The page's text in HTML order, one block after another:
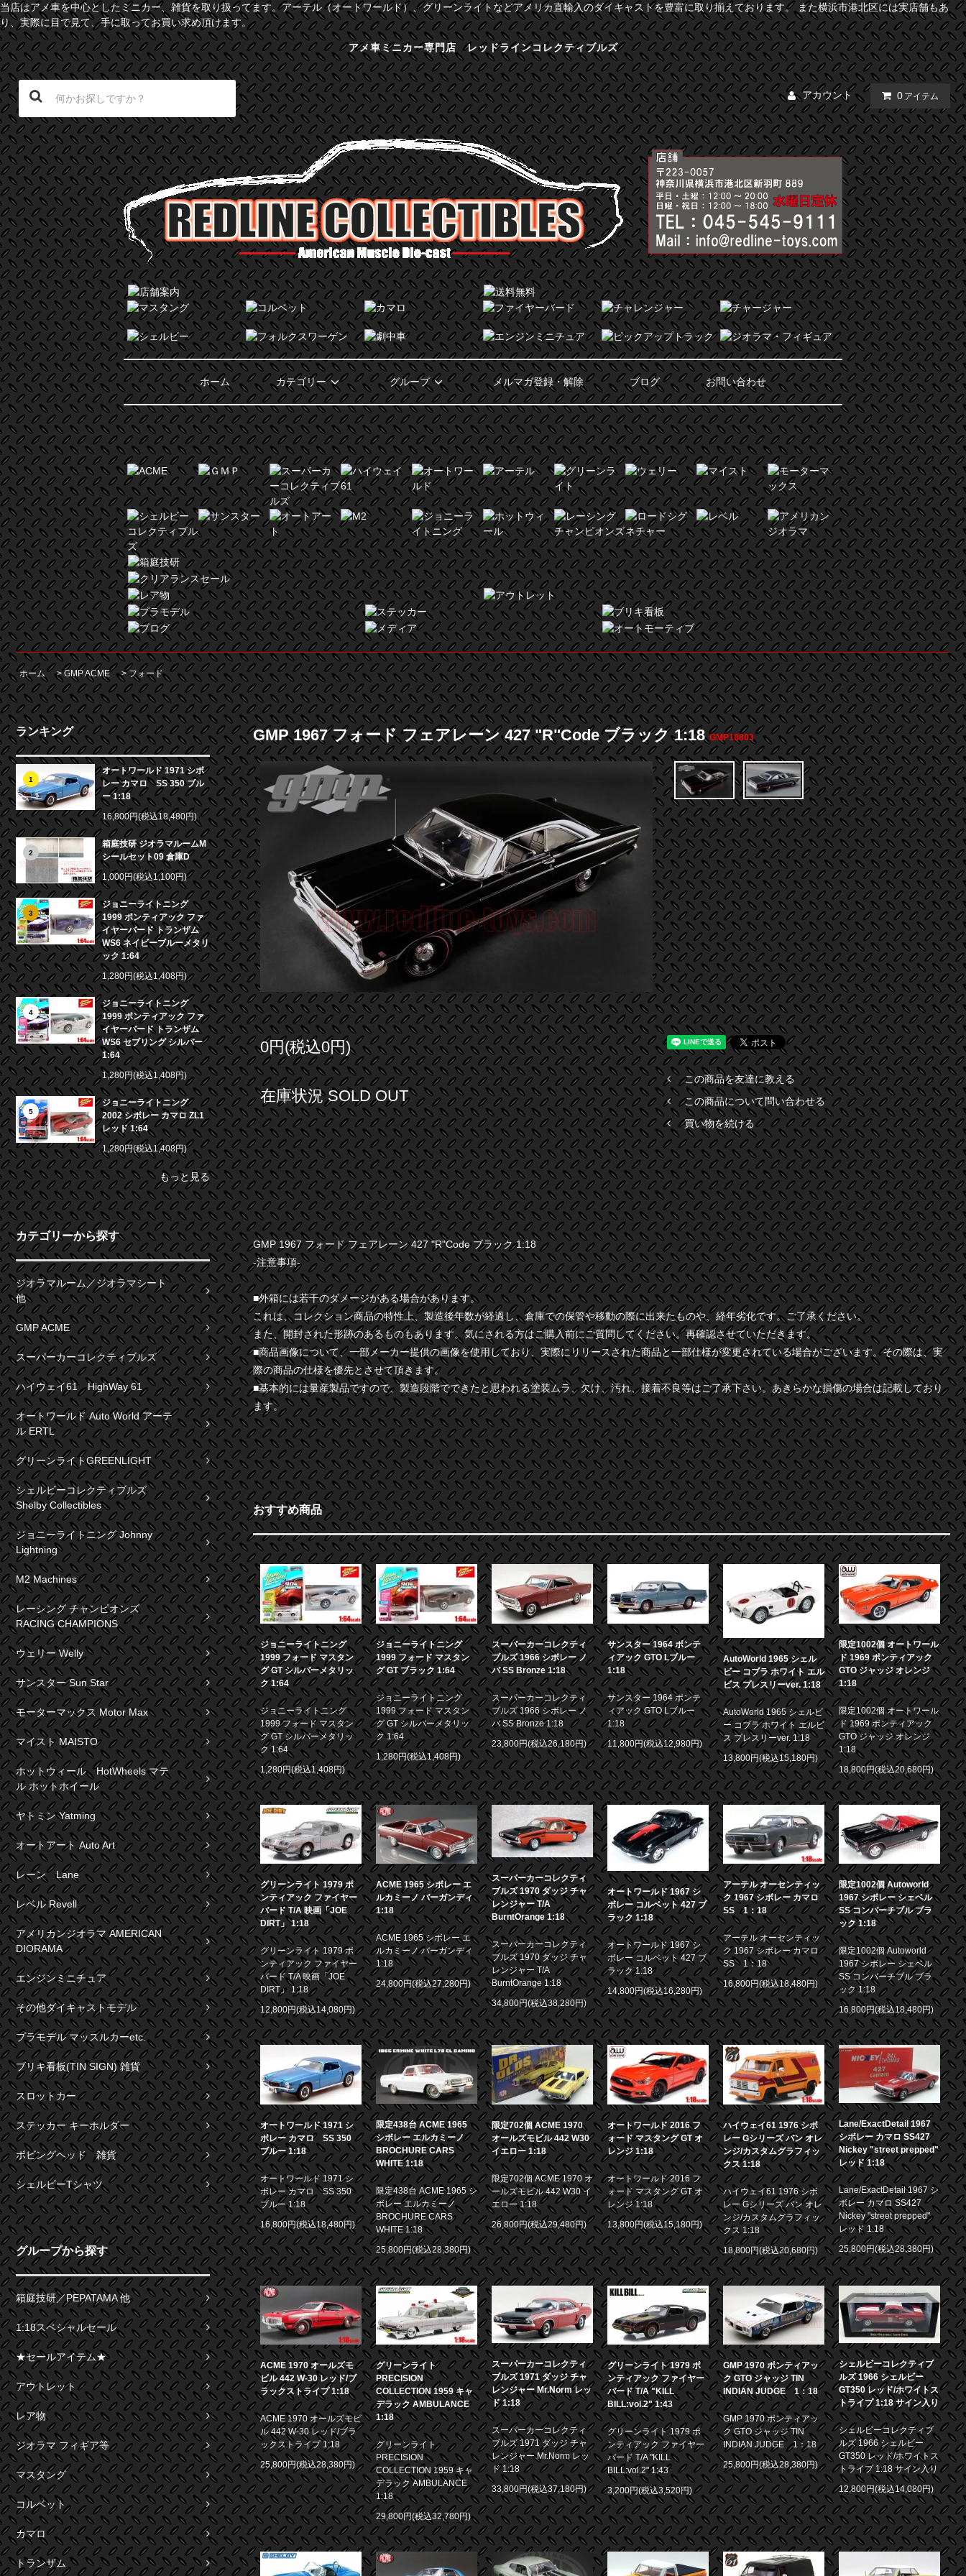
当店はアメ車を中心としたミニカー、雑貨を取り扱ってます。アーテル（オートワールド）、グリーンライトなどアメリカ直輸入のダイキャストを豊富に取り揃えております。 また横浜市港北区には実店舗もあ
り、実際に目で見て、手に取ってお買い求め頂けます。
アメ車ミニカー専門店 レッドラインコレクティブルズ
アカウント 0 アイテム
ホーム カテゴリー グループ メルマガ登録・解除 ブログ お問い合わせ
ホーム >GMP ACME >フォード
ランキング
1
オートワールド 1971 シボ
レー カマロ SS 350 ブル
ー 1:18
16,800円(税込18,480円)
2
箱庭技研 ジオラマルームM
シールセット09 倉庫D
1,000円(税込1,100円)
3
ジョニーライトニング
1999 ポンティアック ファ
イヤーバード トランザム
WS6 ネイビーブルーメタリ
ック 1:64
1,280円(税込1,408円)
4
ジョニーライトニング
1999 ポンティアック ファ
イヤーバード トランザム
WS6 セブリング シルバー
1:64
1,280円(税込1,408円)
5
ジョニーライトニング
2002 シボレー カマロ ZL1
レッド 1:64
1,280円(税込1,408円)
もっと見る
カテゴリーから探す
ジオラマルーム／ジオラマシート
他
GMP ACME
スーパーカーコレクティブルズ
ハイウェイ61 HighWay 61
オートワールド Auto World アーテ
ル ERTL
グリーンライトGREENLIGHT
シェルビーコレクティブルズ
Shelby Collectibles
ジョニーライトニング Johnny
Lightning
M2 Machines
レーシング チャンピオンズ
RACING CHAMPIONS
ウェリー Welly
サンスター Sun Star
モーターマックス Motor Max
マイスト MAISTO
ホットウィール HotWheels マテ
ル ホットホイール
ヤトミン Yatming
オートアート Auto Art
レーン Lane
レベル Revell
アメリカンジオラマ AMERICAN
DIORAMA
エンジンミニチュア
その他ダイキャストモデル
プラモデル マッスルカーetc.
ブリキ看板(TIN SIGN) 雑貨
スロットカー
ステッカー キーホルダー
ボビングヘッド 雑貨
シェルビーTシャツ
グループから探す
箱庭技研／PEPATAMA 他
1:18スペシャルセール
★セールアイテム★
アウトレット
レア物
ジオラマ フィギア等
マスタング
コルベット
カマロ
トランザム
GMP 1967 フォード フェアレーン 427 "R"Code ブラック 1:18GMP18803
0円(税込0円)
在庫状況 SOLD OUT
この商品を友達に教える
この商品について問い合わせる
買い物を続ける
GMP 1967 フォード フェアレーン 427 "R"Code ブラック 1:18
-注意事項-
■外箱には若干のダメージがある場合があります。
これは、コレクション商品の特性上、製造後年数が経過し、倉庫での保管や移動の際に出来たものや、経年劣化です。ご了承ください。
また、開封された形跡のあるものもあります。気にされる方はご購入前にご質問してください。再確認させていただきます。
■商品画像について、一部メーカー提供の画像を使用しており、実際にリリースされた商品と一部仕様が変更されている場合がございます。その際は、実
際の商品の仕様を優先とさせて頂きます。
■基本的には量産製品ですので、製造段階でできたと思われる塗装ムラ、欠け、汚れ、接着不良等はご了承下さい。あきらかな損傷の場合は記載しており
ます。
おすすめ商品
ジョニーライトニング
1999 フォード マスタン
グ GT シルバーメタリッ
ク 1:64
ジョニーライトニング
1999 フォード マスタン
グ GT シルバーメタリッ
ク 1:64
1,280円(税込1,408円)
ジョニーライトニング
1999 フォード マスタン
グ GT ブラック 1:64
ジョニーライトニング
1999 フォード マスタン
グ GT シルバーメタリッ
ク 1:64
1,280円(税込1,408円)
スーパーカーコレクティ
ブルズ 1966 シボレー ノ
バ SS Bronze 1:18
スーパーカーコレクティ
ブルズ 1966 シボレー ノ
バ SS Bronze 1:18
23,800円(税込26,180円)
サンスター 1964 ポンテ
ィアック GTO Lブルー
1:18
サンスター 1964 ポンテ
ィアック GTO Lブルー
1:18
11,800円(税込12,980円)
AutoWorld 1965 シェル
ビー コブラ ホワイト エル
ビス プレスリーver. 1:18
AutoWorld 1965 シェルビ
ー コブラ ホワイト エルビ
ス プレスリーver. 1:18
13,800円(税込15,180円)
限定1002個 オートワール
ド 1969 ポンティアック
GTO ジャッジ オレンジ
1:18
限定1002個 オートワール
ド 1969 ポンティアック
GTO ジャッジ オレンジ
1:18
18,800円(税込20,680円)
グリーンライト 1979 ポ
ンティアック ファイヤー
バード T/A 映画「JOE
DIRT」 1:18
グリーンライト 1979 ポ
ンティアック ファイヤー
バード T/A 映画「JOE
DIRT」 1:18
12,800円(税込14,080円)
ACME 1965 シボレー エ
ルカミーノ バーガンディ
1:18
ACME 1965 シボレー エ
ルカミーノ バーガンディ
1:18
24,800円(税込27,280円)
スーパーカーコレクティ
ブルズ 1970 ダッジ チャ
レンジャー T/A
BurntOrange 1:18
スーパーカーコレクティ
ブルズ 1970 ダッジ チャ
レンジャー T/A
BurntOrange 1:18
34,800円(税込38,280円)
オートワールド 1967 シ
ボレー コルベット 427 ブ
ラック 1:18
オートワールド 1967 シ
ボレー コルベット 427 ブ
ラック 1:18
14,800円(税込16,280円)
アーテル オーセンティッ
ク 1967 シボレー カマロ
SS 1：18
アーテル オーセンティッ
ク 1967 シボレー カマロ
SS 1：18
16,800円(税込18,480円)
限定1002個 Autoworld
1967 シボレー シェベル
SS コンバーチブル ブラ
ック 1:18
限定1002個 Autoworld
1967 シボレー シェベル
SS コンバーチブル ブラ
ック 1:18
16,800円(税込18,480円)
オートワールド 1971 シ
ボレー カマロ SS 350
ブルー 1:18
オートワールド 1971 シ
ボレー カマロ SS 350
ブルー 1:18
16,800円(税込18,480円)
限定438台 ACME 1965
シボレー エルカミーノ
BROCHURE CARS
WHITE 1:18
限定438台 ACME 1965 シ
ボレー エルカミーノ
BROCHURE CARS
WHITE 1:18
25,800円(税込28,380円)
限定702個 ACME 1970
オールズモビル 442 W30
イエロー 1:18
限定702個 ACME 1970 オ
ールズモビル 442 W30 イ
エロー 1:18
26,800円(税込29,480円)
オートワールド 2016 フ
ォード マスタング GT オ
レンジ 1:18
オートワールド 2016 フ
ォード マスタング GT オ
レンジ 1:18
13,800円(税込15,180円)
ハイウェイ61 1976 シボ
レー Gシリーズ バン オレ
ンジ/カスタムグラフィッ
クス 1:18
ハイウェイ61 1976 シボ
レー Gシリーズ バン オレ
ンジ/カスタムグラフィッ
クス 1:18
18,800円(税込20,680円)
Lane/ExactDetail 1967
シボレー カマロ SS427
Nickey "street prepped"
レッド 1:18
Lane/ExactDetail 1967 シ
ボレー カマロ SS427
Nickey "street prepped"
レッド 1:18
25,800円(税込28,380円)
ACME 1970 オールズモ
ビル 442 W-30 レッド/ブ
ラックストライプ 1:18
ACME 1970 オールズモビ
ル 442 W-30 レッド/ブラ
ックストライプ 1:18
25,800円(税込28,380円)
グリーンライト
PRECISION
COLLECTION 1959 キャ
デラック AMBULANCE
1:18
グリーンライト
PRECISION
COLLECTION 1959 キャ
デラック AMBULANCE
1:18
29,800円(税込32,780円)
スーパーカーコレクティ
ブルズ 1971 ダッジ チャ
レンジャー Mr.Norm レッ
ド 1:18
スーパーカーコレクティ
ブルズ 1971 ダッジ チャ
レンジャー Mr.Norm レッ
ド 1:18
33,800円(税込37,180円)
グリーンライト 1979 ポ
ンティアック ファイヤー
バード T/A "KILL
BILL:vol.2" 1:43
グリーンライト 1979 ポ
ンティアック ファイヤー
バード T/A "KILL
BILL:vol.2" 1:43
3,200円(税込3,520円)
GMP 1970 ポンティアッ
ク GTO ジャッジ TIN
INDIAN JUDGE 1：18
GMP 1970 ポンティアッ
ク GTO ジャッジ TIN
INDIAN JUDGE 1：18
25,800円(税込28,380円)
シェルビーコレクティブ
ルズ 1966 シェルビー
GT350 レッド/ホワイトス
トライプ 1:18 サイン入り
シェルビーコレクティブ
ルズ 1966 シェルビー
GT350 レッド/ホワイトス
トライプ 1:18 サイン入り
12,800円(税込14,080円)